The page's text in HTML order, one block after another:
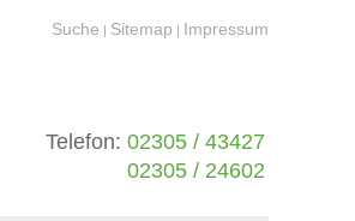
Suche | Sitemap | Impressum
Telefon: 02305 / 43427
02305 / 24602